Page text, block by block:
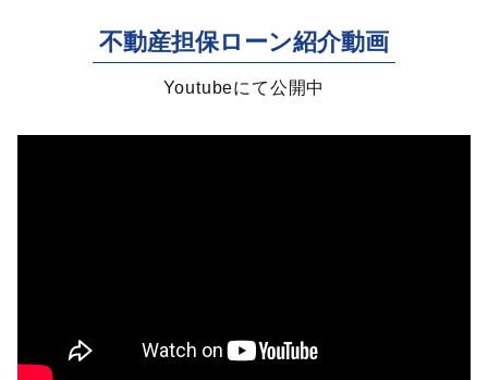
不動産担保ローン紹介動画
Youtubeにて公開中